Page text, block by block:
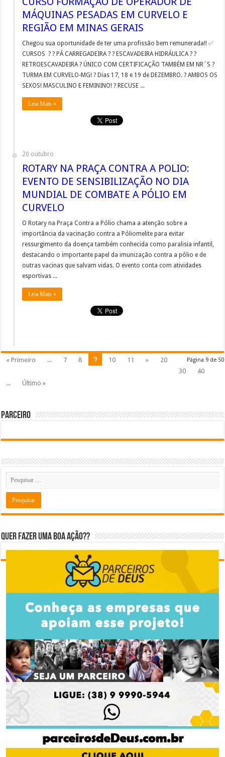
MÁQUINAS PESADAS EM CURVELO E
REGIÃO EM MINAS GERAIS
Chegou sua oportunidade de ter uma profissão bem remunerada!! ✅
CURSOS ? ? PÁ CARREGADEIRA ? ? ESCAVADEIRA HIDRÁULICA ? ?
RETROESCAVADEIRA ? ÚNICO COM CERTIFICAÇÃO TAMBÉM EM NR´S ?
TURMA EM CURVELO-MG! ? Dias 17, 18 e 19 de DEZEMBRO. ? AMBOS OS
SEXOS! MASCULINO E FEMININO! ? RECUSE ...
Leia Mais »
20 outubro
ROTARY NA PRAÇA CONTRA A POLIO:
EVENTO DE SENSIBILIZAÇÃO NO DIA
MUNDIAL DE COMBATE A PÓLIO EM
CURVELO
O Rotary na Praça Contra a Pólio chama a atenção sobre a
importância da vacinação contra a Póliomelite para evitar
ressurgimento da doença também conhecida como paralisia infantil,
destacando o importante papel da imunização contra a pólio e de
outras vacinas que salvam vidas. O evento conta com atividades
esportivas ...
Leia Mais »
Página 9 de 50
« Primeiro ... 7 8 9 10 11 »
20
30
40
...
Último »
Parceiro
Quer fazer uma boa ação??